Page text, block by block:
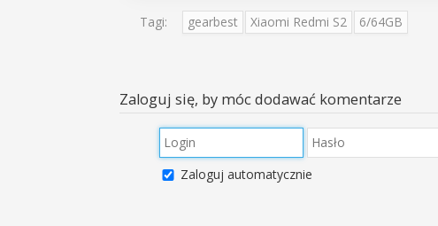
Tagi: gearbest Xiaomi Redmi S2 6/64GB
Zaloguj się, by móc dodawać komentarze
Zaloguj automatycznie